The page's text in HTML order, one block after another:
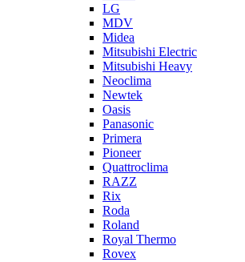
LG
MDV
Midea
Mitsubishi Electric
Mitsubishi Heavy
Neoclima
Newtek
Oasis
Panasonic
Primera
Pioneer
Quattroclima
RAZZ
Rix
Roda
Roland
Royal Thermo
Rovex